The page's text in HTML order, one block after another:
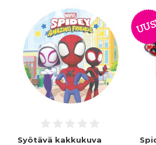
Syötävä kakkukuva